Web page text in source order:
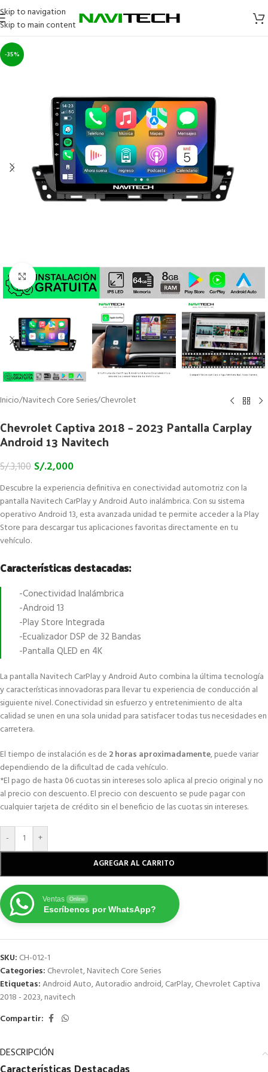
Skip to navigation
Skip to main content
-35%
Click to enlarge
Inicio/Navitech Core Series/Chevrolet
Chevrolet Captiva 2018 – 2023 Pantalla Carplay
Android 13 Navitech
S/.3,100 S/.2,000
Descubre la experiencia definitiva en conectividad automotriz con la
pantalla Navitech CarPlay y Android Auto inalámbrica. Con su sistema
operativo Android 13, esta avanzada unidad te permite acceder a la Play
Store para descargar tus aplicaciones favoritas directamente en tu
vehículo.
Características destacadas:
-Conectividad Inalámbrica
-Android 13
-Play Store Integrada
-Ecualizador DSP de 32 Bandas
-Pantalla QLED en 4K
La pantalla Navitech CarPlay y Android Auto combina la última tecnología
y características innovadoras para llevar tu experiencia de conducción al
siguiente nivel. Conectividad sin esfuerzo y entretenimiento de alta
calidad se unen en una sola unidad para satisfacer todas tus necesidades en
carretera.
El tiempo de instalación es de 2 horas aproximadamente, puede variar
dependiendo de la dificultad de cada vehículo.
*El pago de hasta 06 cuotas sin intereses solo aplica al precio original y no
al precio con descuento. El precio con descuento se pude pagar con
cualquier tarjeta de crédito sin el beneficio de las cuotas sin intereses.
- +
AGREGAR AL CARRITO
Ventas Online
Escríbenos por WhatsApp?
SKU: CH-012-1
Categories: Chevrolet,Navitech Core Series
Etiquetas:Android Auto,Autoradio android,CarPlay,Chevrolet Captiva
2018 - 2023,navitech
Compartir:
DESCRIPCIÓN